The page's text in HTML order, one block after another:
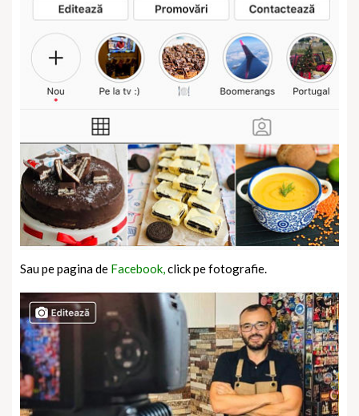
Sau pe pagina de Facebook,click pe fotografie.